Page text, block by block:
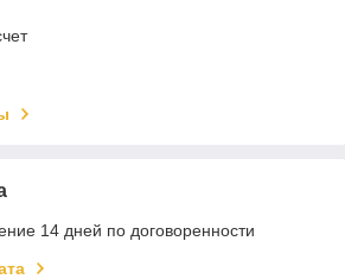
14 дней по договоренности